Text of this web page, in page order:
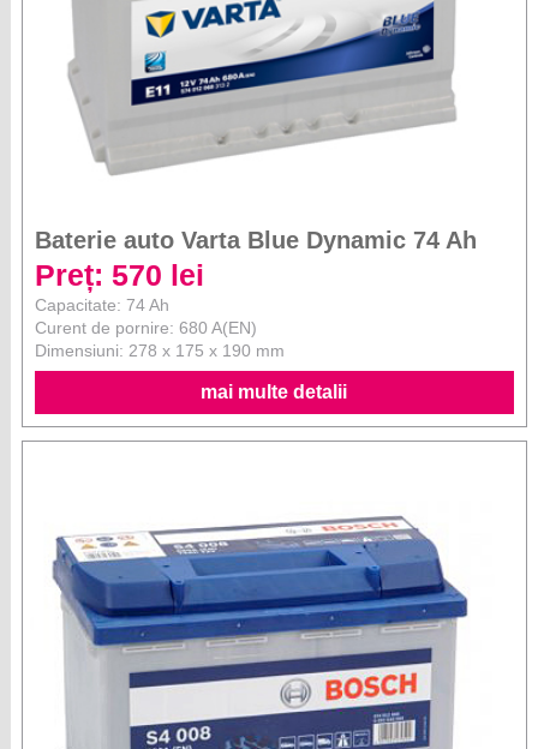
Baterie auto Varta Blue Dynamic 74 Ah
Preț: 570 lei
Capacitate: 74 Ah
Curent de pornire: 680 A(EN)
Dimensiuni: 278 x 175 x 190 mm
mai multe detalii